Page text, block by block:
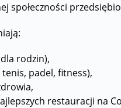
społeczności
rodzin),
padel, fitness),
restauracji na